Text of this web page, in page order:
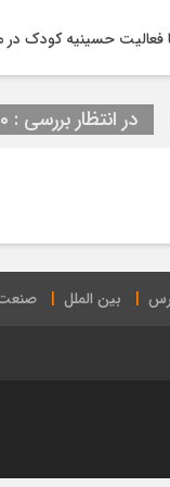
فعالیت حسینیه کودک
در انتظار بررسی : 0
بین الملل